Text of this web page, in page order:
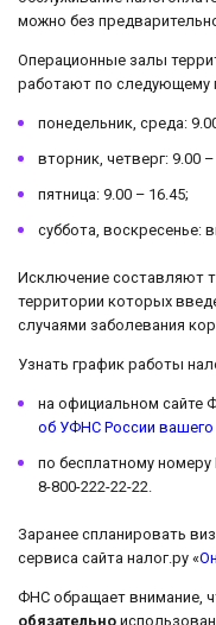
можно без
Операционные залы
работают по следующему
понедельник, среда:
вторник, четверг: 9.00 –
пятница: 9.00 – 16.45;
суббота, воскресенье:
Исключение составляют
территории которых
случаями заболевания
Узнать график работы
на официальном сайте
об УФНС России вашего
по бесплатному
8-800-222-22-22.
Заранее спланировать
сервиса сайта налог.ру «
ФНС обращает внимание,
обязательно